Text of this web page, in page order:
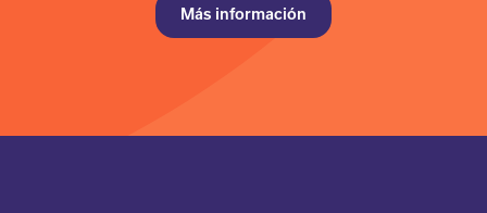
Más información